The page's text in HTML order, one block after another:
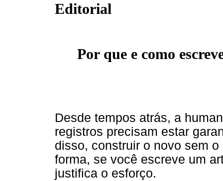
Editorial
Por que e como
Desde tempos atrás, a
registros precisam estar
disso, construir o novo sem
forma, se você escreve um
justifica o esforço.